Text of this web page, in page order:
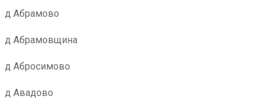
д Абрамово
д Абрамовщина
д Абросимово
д Авадово